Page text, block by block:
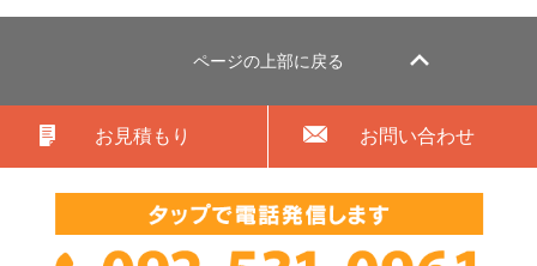
ページの上部に戻る
お見積もり お問い合わせ